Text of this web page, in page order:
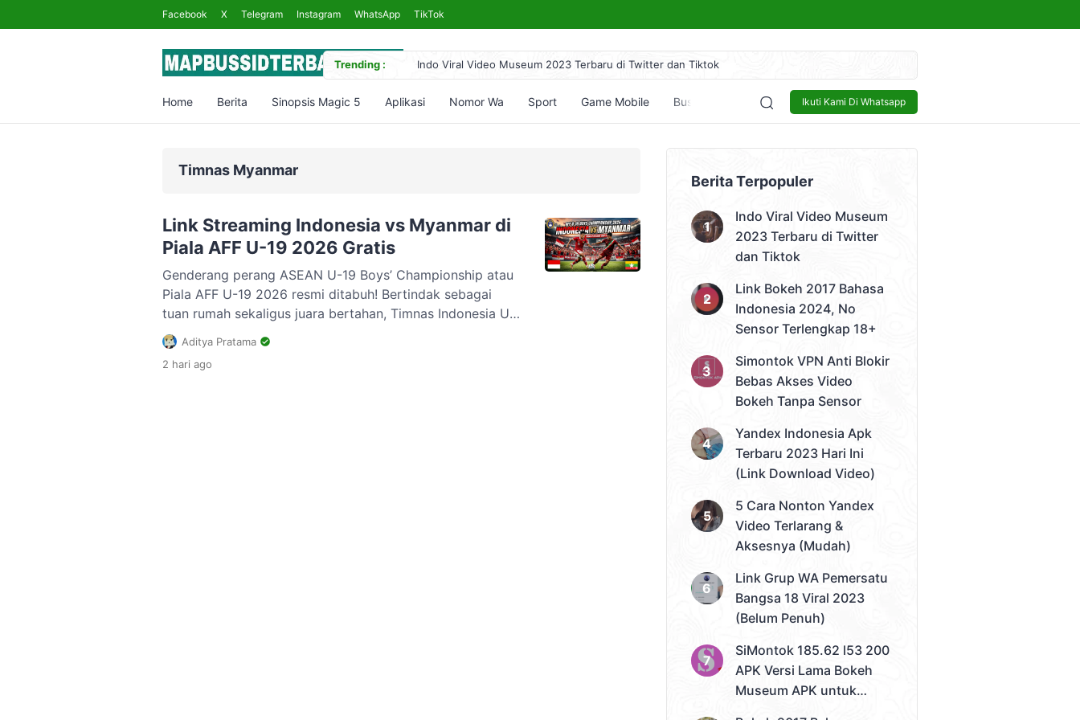
Facebook X Telegram Instagram WhatsApp TikTok
Trending :
Indo Viral Video Museum 2023 Terbaru di Twitter dan Tiktok
Link Bokeh 2017 Bahasa Indonesia 2024, No Sensor Terlengkap 18+
Simontok VPN Anti Blokir Bebas Akses Video Bokeh Tanpa Sensor
Ikuti Kami Di Whatsapp
Home Berita Sinopsis Magic 5 Aplikasi Nomor Wa Sport Game Mobile Bussid Bisnis Lowongan Kerja Tech and Gadget
Timnas Myanmar
Link Streaming Indonesia vs Myanmar di
Piala AFF U-19 2026 Gratis
Genderang perang ASEAN U-19 Boys’ Championship atau
Piala AFF U-19 2026 resmi ditabuh! Bertindak sebagai
tuan rumah sekaligus juara bertahan, Timnas Indonesia U-
19 siap memulai langkah perdananya di Grup A.Indonesia
U-19 ​Skuad Garuda Muda akan langsung ditantang oleh
kekuatan tangguh Myanmar U-19 dalam laga pembuka
Aditya Pratama
2 hari ago
Berita Terpopuler
Indo Viral Video Museum
2023 Terbaru di Twitter
dan Tiktok
Link Bokeh 2017 Bahasa
Indonesia 2024, No
Sensor Terlengkap 18+
Simontok VPN Anti Blokir
Bebas Akses Video
Bokeh Tanpa Sensor
Yandex Indonesia Apk
Terbaru 2023 Hari Ini
(Link Download Video)
5 Cara Nonton Yandex
Video Terlarang &
Aksesnya (Mudah)
Link Grup WA Pemersatu
Bangsa 18 Viral 2023
(Belum Penuh)
SiMontok 185.62 l53 200
APK Versi Lama Bokeh
Museum APK untuk